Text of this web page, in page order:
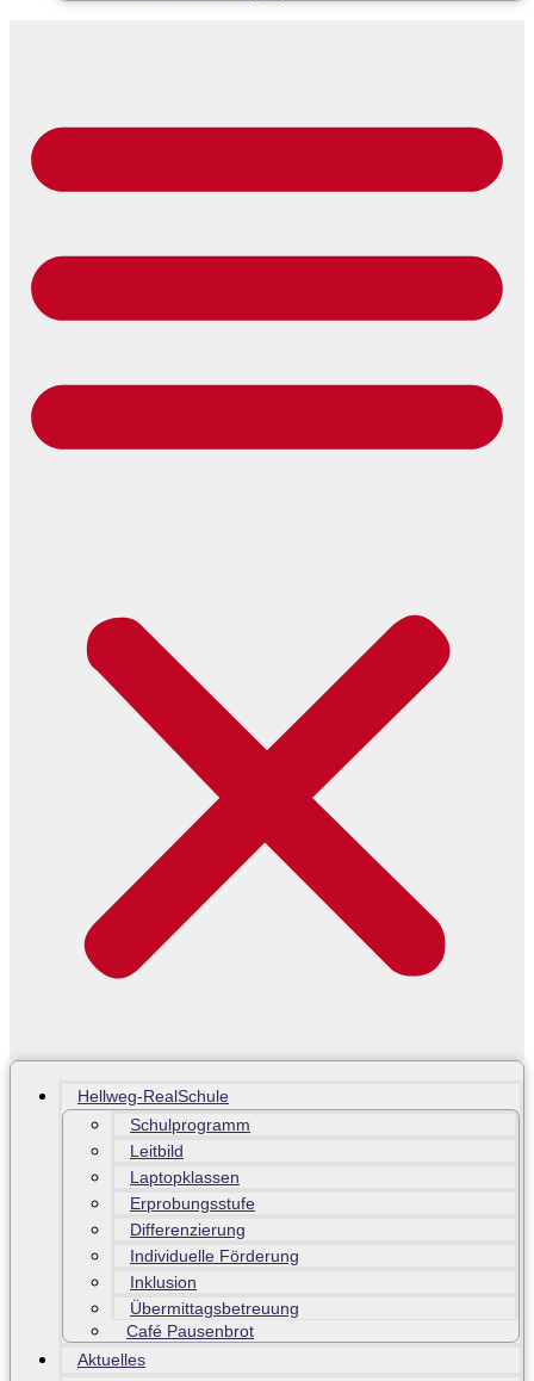
Hellweg-RealSchule
Schulprogramm
Leitbild
Laptopklassen
Erprobungsstufe
Differenzierung
Individuelle Förderung
Inklusion
Übermittagsbetreuung
Café Pausenbrot
Aktuelles